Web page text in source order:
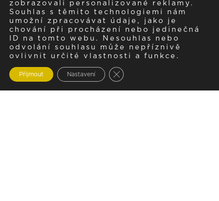
zobrazovali personalizované reklamy.
Souhlas s těmito technologiemi nám
umožní zpracovávat údaje, jako je
chování při procházení nebo jedinečná
ID na tomto webu. Nesouhlas nebo
odvolání souhlasu může nepříznivě
ovlivnit určité vlastnosti a funkce.
Přijmout Nastavení Zavřít cookie lištu GDPR